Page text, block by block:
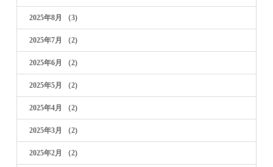
2025年8月 （3)
2025年7月 （2)
2025年6月 （2)
2025年5月 （2)
2025年4月 （2)
2025年3月 （2)
2025年2月 （2)